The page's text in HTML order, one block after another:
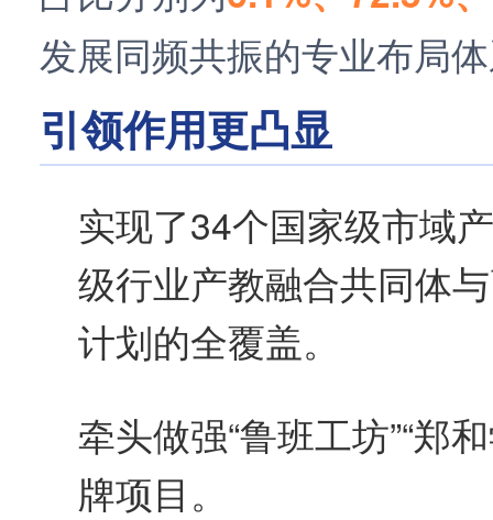
发展同频共振的专业布局
引领作用更凸显
实现了34个国家级市域
级行业产教融合共同体
计划的全覆盖。
牵头做强“鲁班工坊”“郑
牌项目。